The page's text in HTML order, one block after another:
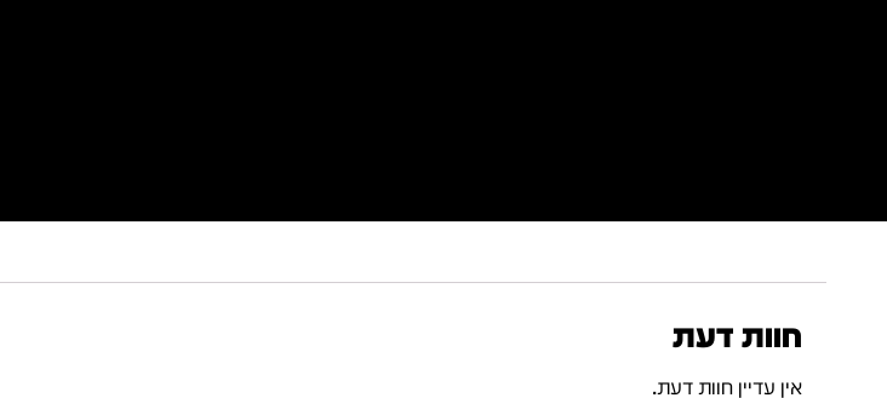
חוות דעת
אין עדיין חוות דעת.